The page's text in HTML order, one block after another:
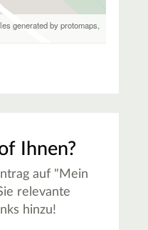
generated by protomaps,
Ihnen?
auf "Mein
relevante
hinzu!